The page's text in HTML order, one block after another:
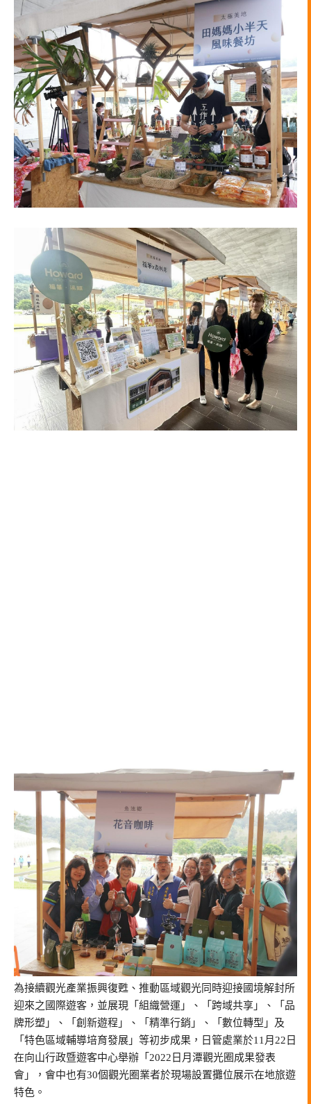
為接續觀光產業振興復甦、推動區域觀光同時迎接國境解封所
迎來之國際遊客，並展現「組織營運」、「跨域共享」、「品
牌形塑」、「創新遊程」、「精準行銷」、「數位轉型」及
「特色區域輔導培育發展」等初步成果，日管處業於11月22日
在向山行政暨遊客中心舉辦「2022日月潭觀光圈成果發表
會」，會中也有30個觀光圈業者於現場設置攤位展示在地旅遊
特色。